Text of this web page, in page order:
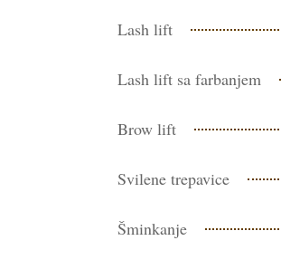
Lash lift
Lash lift sa farbanjem
Brow lift
Svilene trepavice
Šminkanje